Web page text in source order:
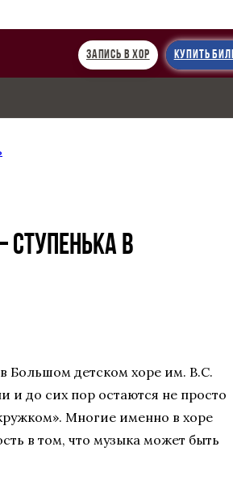
ЗАПИСЬ В ХОР КУПИТЬ
СТУПЕНЬКА В
Большом детском хоре им. В.С.
и до сих пор остаются не просто
Многие именно в хоре
в том, что музыка может быть